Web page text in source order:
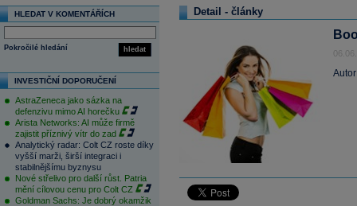
HLEDAT V KOMENTÁŘÍCH
hledat
Pokročilé hledání
INVESTIČNÍ DOPORUČENÍ
AstraZeneca jako sázka na
defenzivu mimo AI horečku
Arista Networks: AI může firmě
zajistit příznivý vítr do zad
Analytický radar: Colt CZ roste díky
vyšší marži, širší integraci i
stabilnějšímu byznysu
Nové střelivo pro další růst. Patria
mění cílovou cenu pro Colt CZ
Goldman Sachs: Je dobrý okamžik
Detail - články